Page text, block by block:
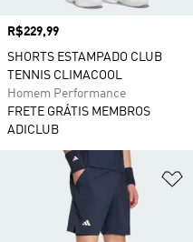
Preço
R$229,99
SHORTS ESTAMPADO CLUB
TENNIS CLIMACOOL
Homem Performance
FRETE GRÁTIS MEMBROS
ADICLUB